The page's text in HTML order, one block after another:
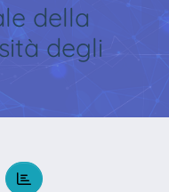
della
degli